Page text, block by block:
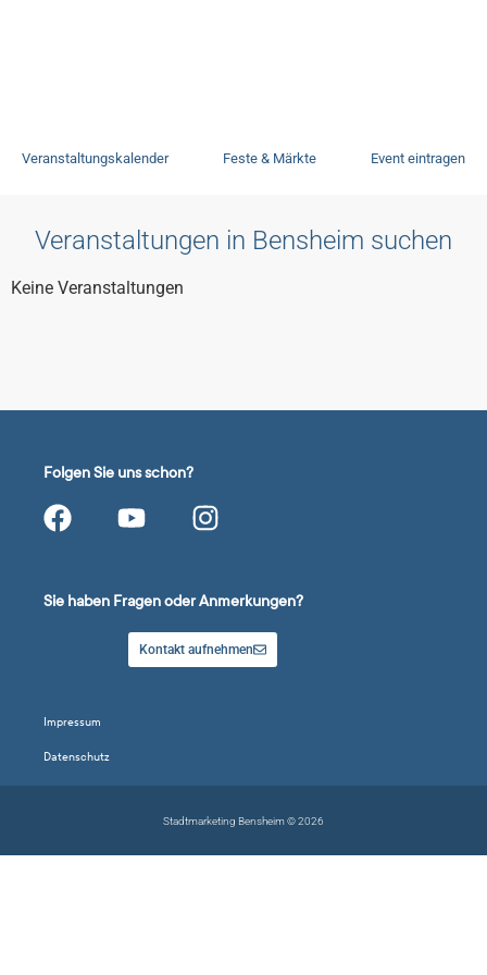
Veranstaltungskalender Feste & Märkte Event eintragen
Veranstaltungen in Bensheim suchen
Keine Veranstaltungen
Folgen Sie uns schon?
Sie haben Fragen oder Anmerkungen?
Kontakt aufnehmen
Impressum
Datenschutz
Stadtmarketing Bensheim © 2026